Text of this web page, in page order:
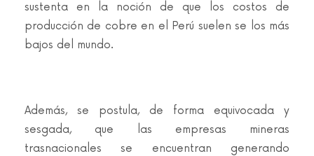
sustenta en la noción de que los costos de
producción de cobre en el Perú suelen se los más
bajos del mundo.
Además, se postula, de forma equivocada y
sesgada, que las empresas mineras
trasnacionales se encuentran generando